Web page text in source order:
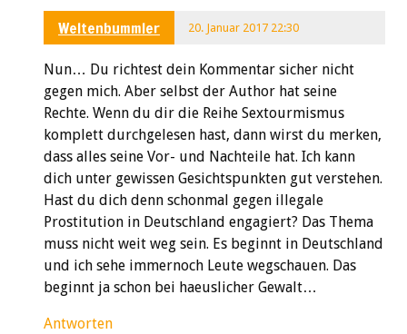
Weltenbummler 20. Januar 2017 22:30
Nun… Du richtest dein Kommentar sicher nicht
gegen mich. Aber selbst der Author hat seine
Rechte. Wenn du dir die Reihe Sextourmismus
komplett durchgelesen hast, dann wirst du merken,
dass alles seine Vor- und Nachteile hat. Ich kann
dich unter gewissen Gesichtspunkten gut verstehen.
Hast du dich denn schonmal gegen illegale
Prostitution in Deutschland engagiert? Das Thema
muss nicht weit weg sein. Es beginnt in Deutschland
und ich sehe immernoch Leute wegschauen. Das
beginnt ja schon bei haeuslicher Gewalt…
Antworten